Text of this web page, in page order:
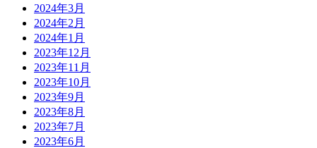
2024年3月
2024年2月
2024年1月
2023年12月
2023年11月
2023年10月
2023年9月
2023年8月
2023年7月
2023年6月